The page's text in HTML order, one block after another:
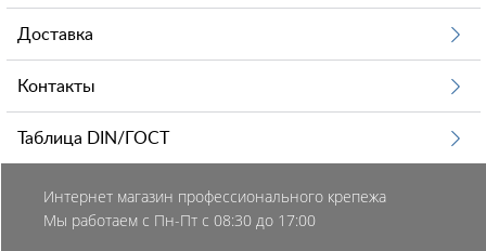
Доставка
Контакты
Таблица DIN/ГОСТ
Интернет магазин профессионального крепежа
Мы работаем с Пн-Пт с 08:30 до 17:00